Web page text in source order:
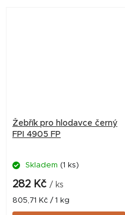
Žebřík pro hlodavce černý
FPI 4905 FP
Skladem (1 ks)
282 Kč / ks
Měrná
cena:
805,71 Kč / 1 kg